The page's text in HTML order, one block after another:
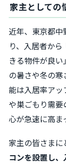
家主としての
近年、東京都
り、入居者か
きる物件が良
の暑さや冬の
能は入居率アッ
や巣ごもり需
心が急速に高ま
家主の皆さまに
コンを設置し